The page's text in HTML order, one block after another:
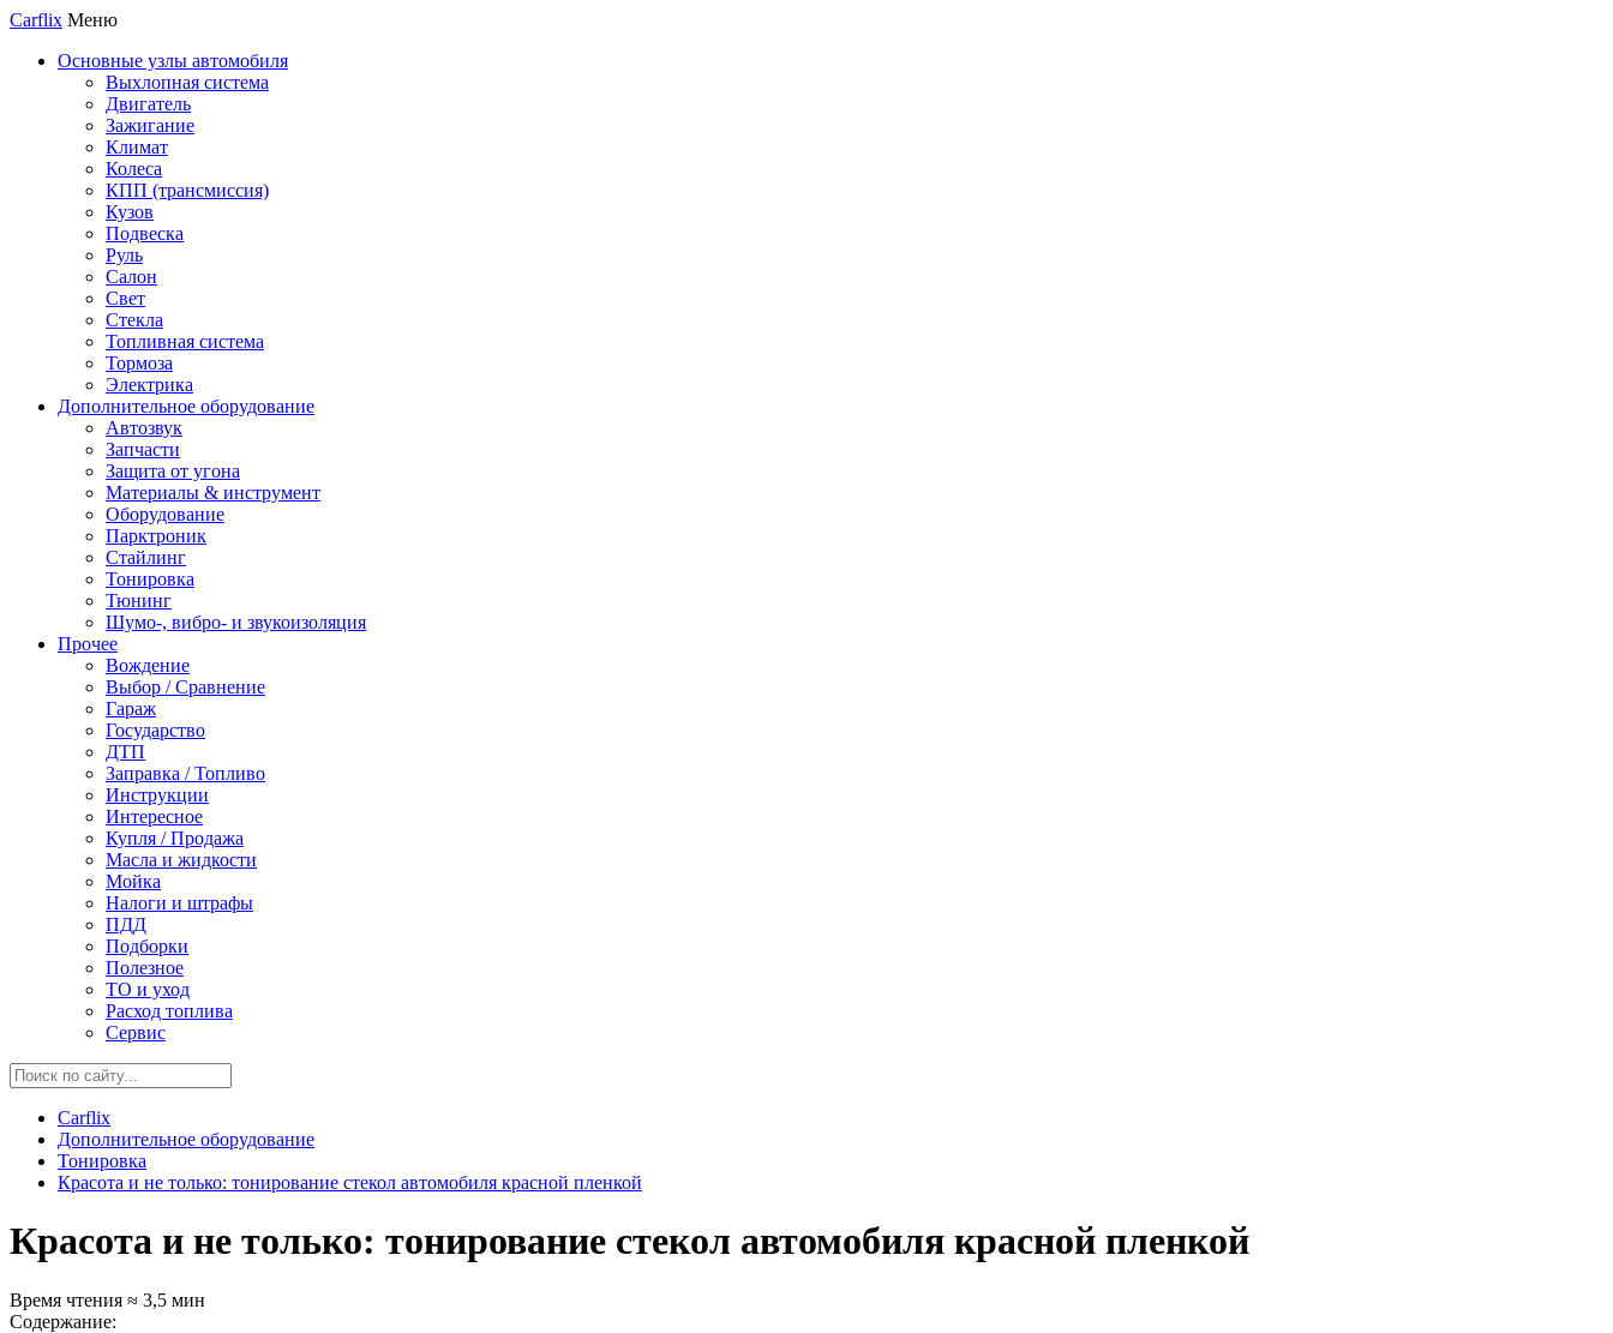
Carflix Меню
Основные узлы автомобиля
Выхлопная система
Двигатель
Зажигание
Климат
Колеса
КПП (трансмиссия)
Кузов
Подвеска
Руль
Салон
Свет
Стекла
Топливная система
Тормоза
Электрика
Дополнительное оборудование
Автозвук
Запчасти
Защита от угона
Материалы & инструмент
Оборудование
Парктроник
Стайлинг
Тонировка
Тюнинг
Шумо-, вибро- и звукоизоляция
Прочее
Вождение
Выбор / Сравнение
Гараж
Государство
ДТП
Заправка / Топливо
Инструкции
Интересное
Купля / Продажа
Масла и жидкости
Мойка
Налоги и штрафы
ПДД
Подборки
Полезное
ТО и уход
Расход топлива
Сервис
Carflix
Дополнительное оборудование
Тонировка
Красота и не только: тонирование стекол автомобиля красной пленкой
Красота и не только: тонирование стекол автомобиля красной пленкой
Время чтения ≈ 3,5 мин
Содержание: